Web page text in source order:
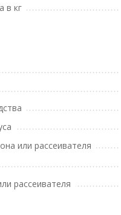
в кг
или рассеивателя
рассеивателя